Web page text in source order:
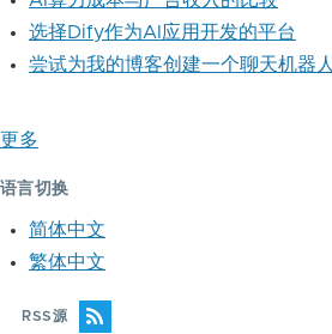
选择Dify作为AI应用开发的平台
尝试为我的博客创建一个聊天机器人
更多
语言切换
简体中文
繁体中文
RSS源